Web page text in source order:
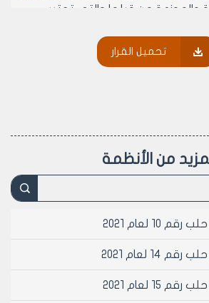
من قبلها والتي تعتبر
للإسكان – الإسكان العسكري -
الصادر بها قرار مثبت فيه الوضع
أعمال الانشاءات البسيطة
إلى شعبة تسوية المخالفات في
الواقعة في المدينة القديمة ومركز
تحميل القرار
من الأنظمة
لعام 2021
لعام 2021
لعام 2021